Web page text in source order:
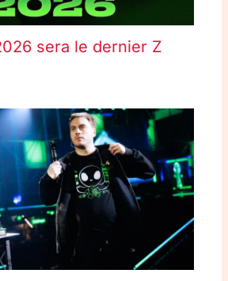
sera le dernier Z